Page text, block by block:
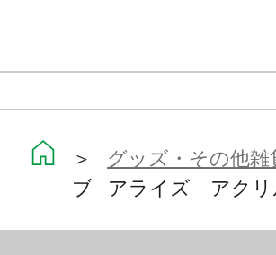
＞ グッズ・その他雑
ブ アライズ アクリ